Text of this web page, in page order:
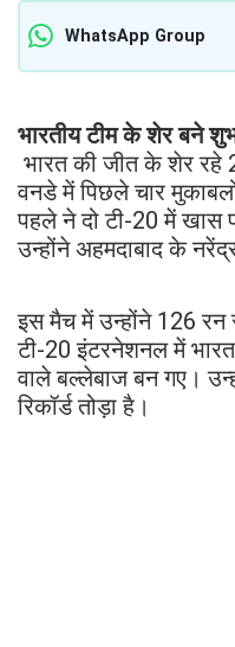
WhatsApp Group
भारतीय टीम के शेर बने
भारत की जीत के शेर
वनडे में पिछले चार
पहले ने दो टी-20 में खास
उन्होंने अहमदाबाद के
इस मैच में उन्होंने 126 रन
टी-20 इंटरनेशनल में
वाले बल्लेबाज बन गए।
रिकॉर्ड तोड़ा है।